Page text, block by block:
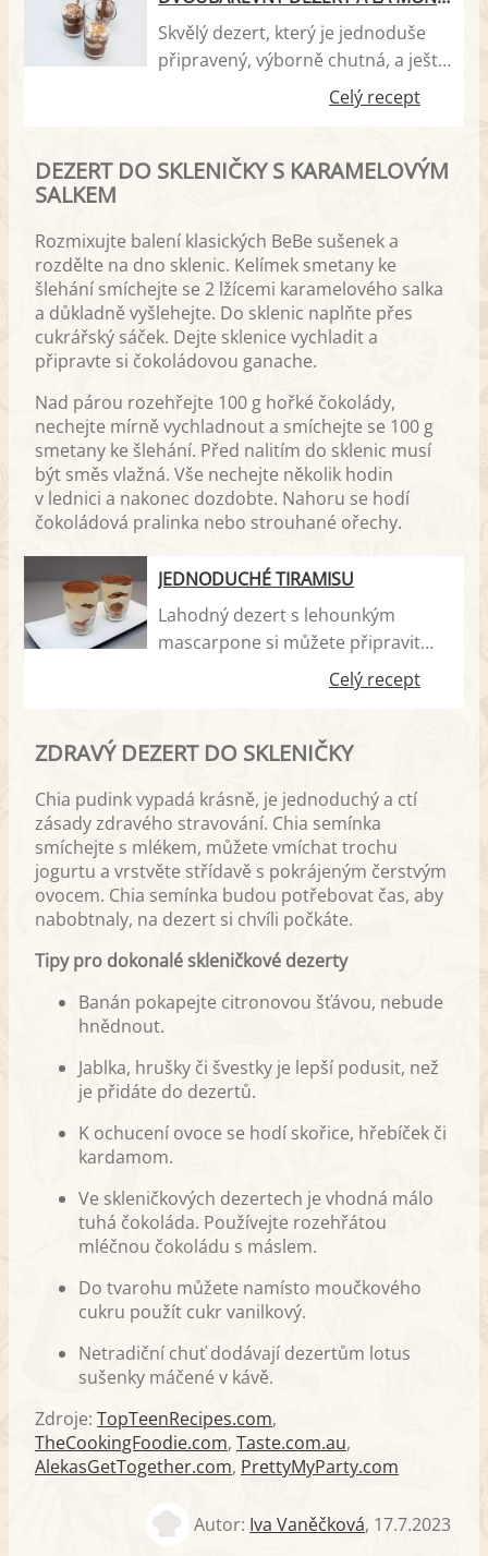
Skvělý dezert, který je jednoduše
připravený, výborně chutná, a ještě
zaujme i na pohled. Je oblíbený u
Celý recept
DEZERT DO SKLENIČKY S KARAMELOVÝM
SALKEM
Rozmixujte balení klasických BeBe sušenek a
rozdělte na dno sklenic. Kelímek smetany ke
šlehání smíchejte se 2 lžícemi karamelového salka
a důkladně vyšlehejte. Do sklenic naplňte přes
cukrářský sáček. Dejte sklenice vychladit a
připravte si čokoládovou ganache.
Nad párou rozehřejte 100 g hořké čokolády,
nechejte mírně vychladnout a smíchejte se 100 g
smetany ke šlehání. Před nalitím do sklenic musí
být směs vlažná. Vše nechejte několik hodin
v lednici a nakonec dozdobte. Nahoru se hodí
čokoládová pralinka nebo strouhané ořechy.
JEDNODUCHÉ TIRAMISU
Lahodný dezert s lehounkým
mascarpone si můžete připravit
velmi snadno z dobře dostupných
surovin. Hotové bude za pár minut.
Celý recept
ZDRAVÝ DEZERT DO SKLENIČKY
Chia pudink vypadá krásně, je jednoduchý a ctí
zásady zdravého stravování. Chia semínka
smíchejte s mlékem, můžete vmíchat trochu
jogurtu a vrstvěte střídavě s pokrájeným čerstvým
ovocem. Chia semínka budou potřebovat čas, aby
nabobtnaly, na dezert si chvíli počkáte.
Tipy pro dokonalé skleničkové dezerty
Banán pokapejte citronovou šťávou, nebude
hnědnout.
Jablka, hrušky či švestky je lepší podusit, než
je přidáte do dezertů.
K ochucení ovoce se hodí skořice, hřebíček či
kardamom.
Ve skleničkových dezertech je vhodná málo
tuhá čokoláda. Používejte rozehřátou
mléčnou čokoládu s máslem.
Do tvarohu můžete namísto moučkového
cukru použít cukr vanilkový.
Netradiční chuť dodávají dezertům lotus
sušenky máčené v kávě.
Zdroje: TopTeenRecipes.com,
TheCookingFoodie.com, Taste.com.au,
AlekasGetTogether.com, PrettyMyParty.com
Autor: Iva Vaněčková, 17.7.2023